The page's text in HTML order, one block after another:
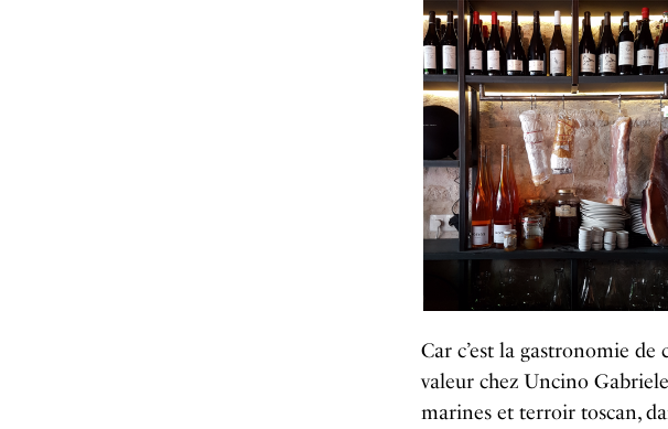
Car c’est la gastronomie
valeur chez Uncino
marines et terroir toscan,